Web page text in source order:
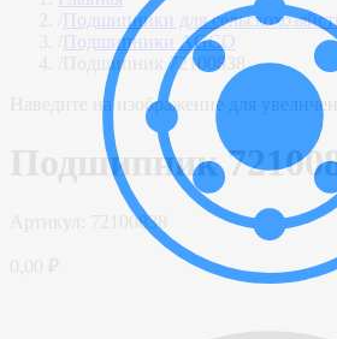
Подшипники для
Подшипники AGCO
Подшипник 72100838
Наведите на изображение для
Подшипник
72100838